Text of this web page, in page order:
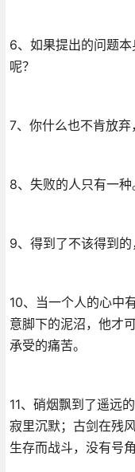
6、如果提出的问题
呢？
7、你什么也不肯放弃
8、失败的人只有一种
9、得到了不该得到的
10、当一个人的心中
意脚下的泥沼，他才
承受的痛苦。
11、硝烟飘到了遥远
寂里沉默；古剑在残
生存而战斗，没有号